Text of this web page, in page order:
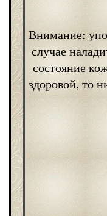
Внимание:
случае
состояние
здоровой, то